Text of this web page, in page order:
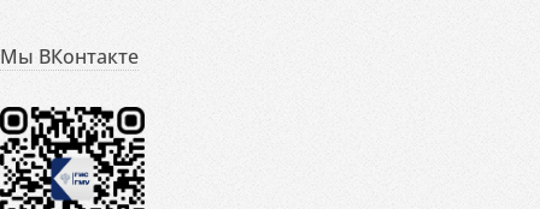
Мы ВКонтакте